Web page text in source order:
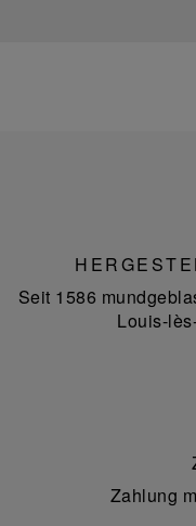
Seit 1586
Louis-
Zahlung